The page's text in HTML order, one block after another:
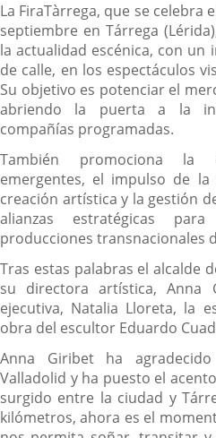
La FiraTàrrega, que se celebra
septiembre en Tárrega
la actualidad escénica, con un
de calle, en los espectáculos
Su objetivo es potenciar el
abriendo la puerta a la
compañías programadas.
También promociona la
emergentes, el impulso de
creación artística y la gestión
alianzas estratégicas
producciones transnacionales
Tras estas palabras el alcalde
su directora artística,
ejecutiva, Natalia Lloreta, la
obra del escultor Eduardo
Anna Giribet ha
Valladolid y ha puesto el
surgido entre la ciudad y
kilómetros, ahora es el